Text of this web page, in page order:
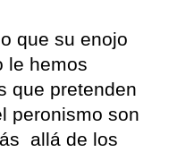
que su enojo
le hemos
que pretenden
peronismo son
allá de los